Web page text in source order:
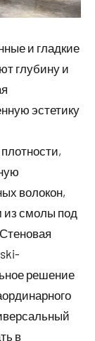
и гладкие
глубину и
эстетику
волокон,
из смолы под
решение
в